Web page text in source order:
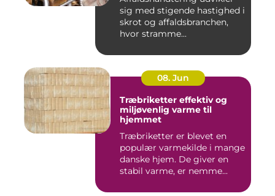
sig med stigende hastighed i
skrot og affaldsbranchen,
hvor stramme...
08. Jun
Træbriketter effektiv og
miljøvenlig varme til
hjemmet
Træbriketter er blevet en
populær varmekilde i mange
danske hjem. De giver en
stabil varme, er nemme...